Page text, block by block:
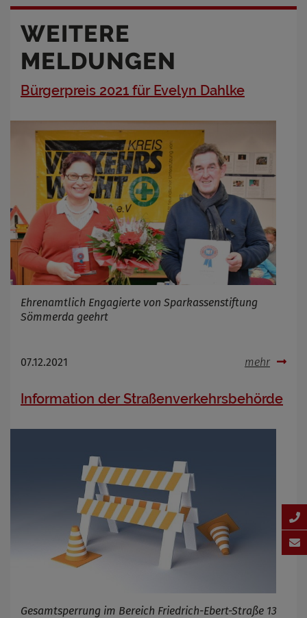
WEITERE
MELDUNGEN
Bürgerpreis 2021 für Evelyn Dahlke
Ehrenamtlich Engagierte von Sparkassenstiftung
Sömmerda geehrt
07.12.2021 mehr
Information der Straßenverkehrsbehörde
Gesamtsperrung im Bereich Friedrich-Ebert-Straße 13